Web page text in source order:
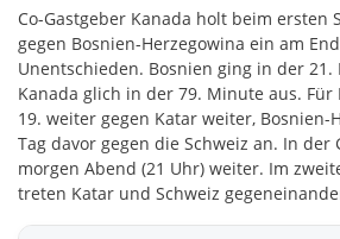
Co-Gastgeber Kanada holt beim ersten
gegen Bosnien-Herzegowina ein am
Unentschieden. Bosnien ging in der
Kanada glich in der 79. Minute aus. Für
19. weiter gegen Katar weiter,
Tag davor gegen die Schweiz an. In der
morgen Abend (21 Uhr) weiter. Im
treten Katar und Schweiz